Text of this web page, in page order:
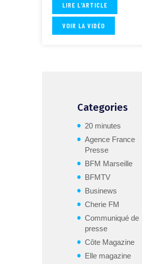
LIRE L'ARTICLE
VOIR LA VIDÉO
Categories
20 minutes
Agence France
Presse
BFM Marseille
BFMTV
Businews
Cherie FM
Communiqué de
presse
Côte Magazine
Elle magazine